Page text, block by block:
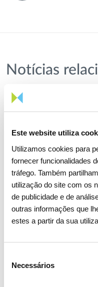
Este website utiliza
Utilizamos cookies para
fornecer funcionalidades
tráfego. Também
utilização do site com os
de publicidade e de
outras informações que
estes a partir da sua
Necessários
Notícias